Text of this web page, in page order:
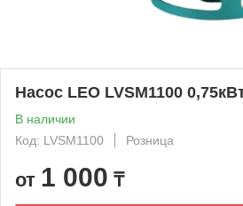
Насос LEO LVSM1100
В наличии
Код: LVSM1100
Розница
от 1 000 ₸